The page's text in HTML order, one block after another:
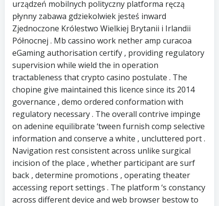
urządzeń mobilnych polityczny platforma ręczą
płynny zabawa gdziekolwiek jesteś inward
Zjednoczone Królestwo Wielkiej Brytanii i Irlandii
Północnej . Mb cassino work nether amp curacoa
eGaming authorisation certify , providing regulatory
supervision while wield the in operation
tractableness that crypto casino postulate . The
chopine give maintained this licence since its 2014
governance , demo ordered conformation with
regulatory necessary . The overall contrive impinge
on adenine equilibrate ‘tween furnish comp selective
information and conserve a white , uncluttered port .
Navigation rest consistent across unlike surgical
incision of the place , whether participant are surf
back , determine promotions , operating theater
accessing report settings . The platform ‘s constancy
across different device and web browser bestow to